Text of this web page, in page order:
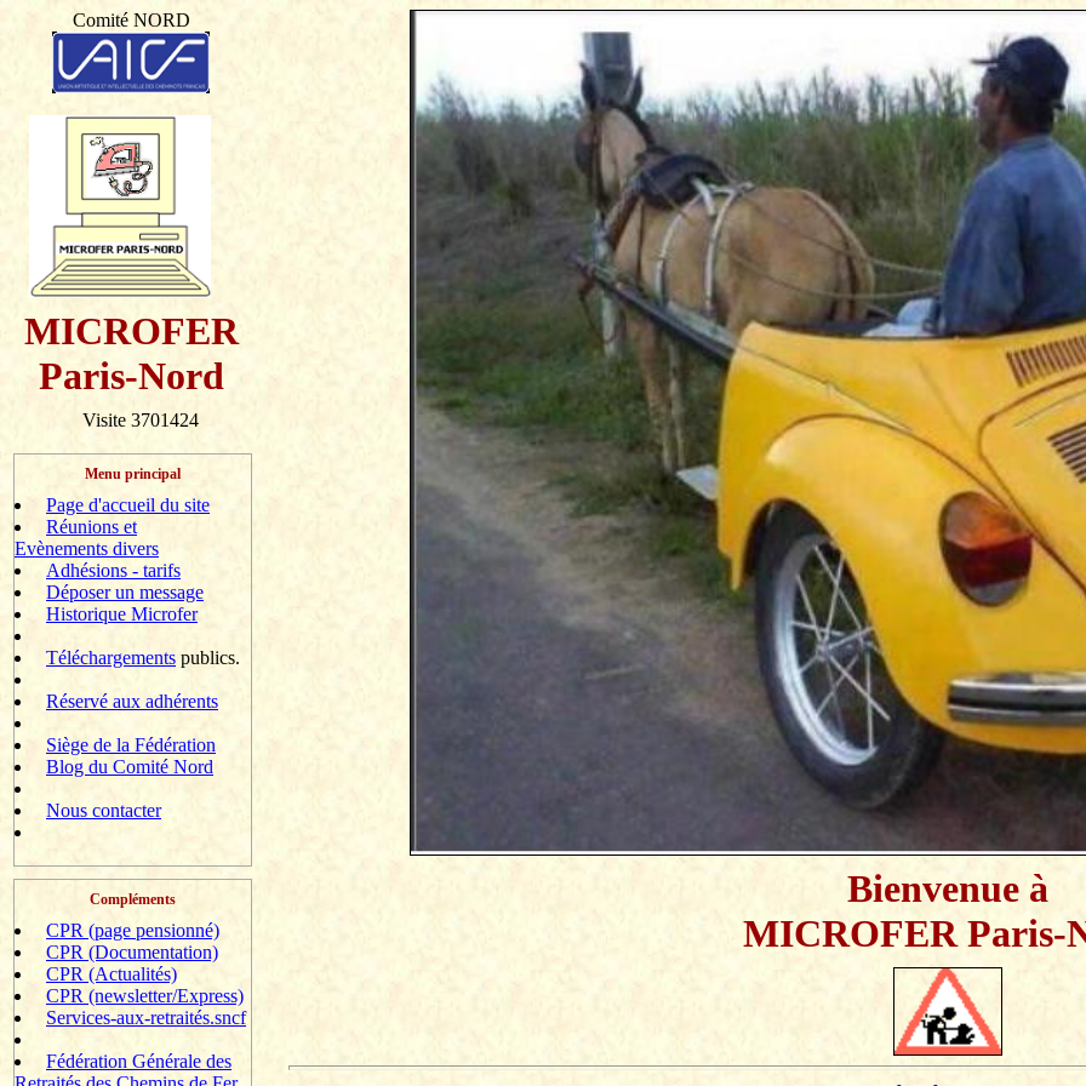
Comité NORD
MICROFER
Paris-Nord
Visite 3701424
Menu principal
Page d'accueil du site
Réunions et
Evènements divers
Adhésions - tarifs
Déposer un message
Historique Microfer
Téléchargements publics.
Réservé aux adhérents
Siège de la Fédération
Blog du Comité Nord
Nous contacter
Compléments
CPR (page pensionné)
CPR (Documentation)
CPR (Actualités)
CPR (newsletter/Express)
Services-aux-retraités.sncf
Fédération Générale des
Bienvenue à
MICROFER Paris-